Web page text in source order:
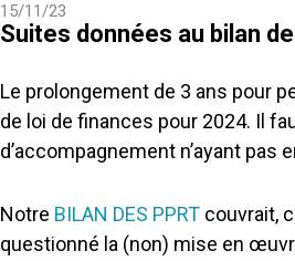
15/11/23
Suites données au bilan
Le prolongement de 3 ans pour
de loi de finances pour 2024. Il
d’accompagnement n’ayant
Notre BILAN DES PPRT couvrait,
questionné la (non) mise en